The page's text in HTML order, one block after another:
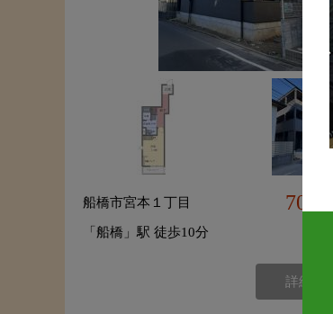
船橋市宮本１丁目 70,000
「船橋」駅 徒歩10分
詳細を